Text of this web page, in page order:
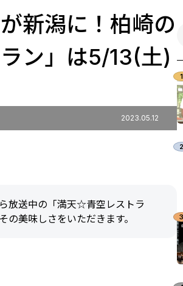
新潟に！柏崎の
ン」は5/13(土)
2023.05.12
放送中の「満天☆青空レストラ
美味しさをいただきます。